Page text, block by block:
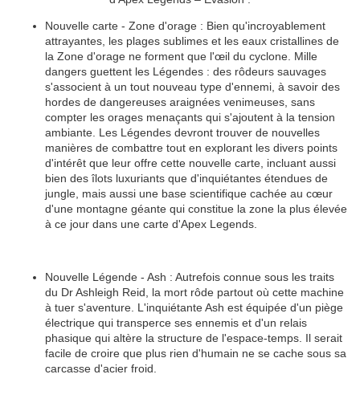
Nouvelle carte - Zone d'orage : Bien qu'incroyablement
attrayantes, les plages sublimes et les eaux cristallines de
la Zone d'orage ne forment que l'œil du cyclone. Mille
dangers guettent les Légendes : des rôdeurs sauvages
s'associent à un tout nouveau type d'ennemi, à savoir des
hordes de dangereuses araignées venimeuses, sans
compter les orages menaçants qui s'ajoutent à la tension
ambiante. Les Légendes devront trouver de nouvelles
manières de combattre tout en explorant les divers points
d'intérêt que leur offre cette nouvelle carte, incluant aussi
bien des îlots luxuriants que d'inquiétantes étendues de
jungle, mais aussi une base scientifique cachée au cœur
d'une montagne géante qui constitue la zone la plus élevée
à ce jour dans une carte d'Apex Legends.
Nouvelle Légende - Ash : Autrefois connue sous les traits
du Dr Ashleigh Reid, la mort rôde partout où cette machine
à tuer s'aventure. L'inquiétante Ash est équipée d'un piège
électrique qui transperce ses ennemis et d'un relais
phasique qui altère la structure de l'espace-temps. Il serait
facile de croire que plus rien d'humain ne se cache sous sa
carcasse d'acier froid.